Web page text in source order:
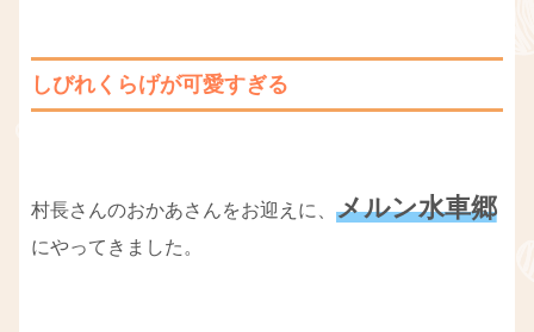
しびれくらげが可愛すぎる
村長さんのおかあさんをお迎えに、 メルン水車郷
にやってきました。